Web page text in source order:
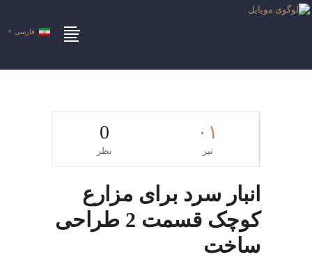
فارسی ▼
۰۱
تیر
0
نظر
انبار سرد برای مزارع
کوچک قسمت 2 طراحی
ساخت